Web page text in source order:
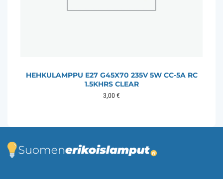
HEHKULAMPPU E27 G45X70 235V 5W CC-5A RC
1.5KHRS CLEAR
3,00€